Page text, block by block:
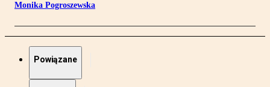
Monika Pogroszewska
Powiązane